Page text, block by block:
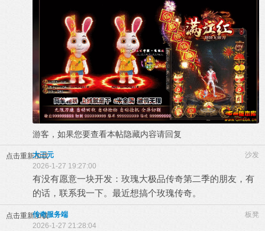
游客，如果您要查看本帖隐藏内容请回复
点击重新加载 沙发
大三元
2026-1-27 19:27:00
有没有愿意一块开发：玫瑰大极品传奇第二季的朋友，有
的话，联系我一下。最近想搞个玫瑰传奇。
点击重新加载 板凳
传奇服务端
2026-1-27 21:28:04